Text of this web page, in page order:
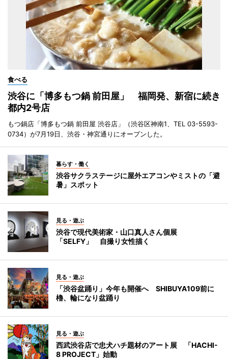
食べる
渋谷に「博多もつ鍋 前田屋」 福岡発、新宿に続き
都内2号店
もつ鍋店「博多もつ鍋 前田屋 渋谷店」（渋谷区神南1、TEL 03-5593-
0734）が7月19日、渋谷・神宮通りにオープンした。
暮らす・働く
渋谷サクラステージに屋外エアコンやミストの「避
暑」スポット
見る・遊ぶ
渋谷で現代美術家・山口真人さん個展
「SELFY」 自撮り女性描く
見る・遊ぶ
「渋谷盆踊り」今年も開催へ SHIBUYA109前に
櫓、輪になり盆踊り
見る・遊ぶ
西武渋谷店で忠犬ハチ題材のアート展 「HACHI-
8 PROJECT」始動